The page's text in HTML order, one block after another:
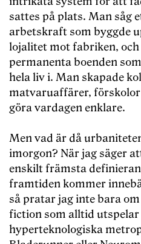
sattes på plats. Man såg
arbetskraft som byggde
lojalitet mot fabriken,
permanenta boenden
hela liv i. Man skapade
matvaruaffärer,
göra vardagen enklare.
Men vad är då
imorgon? När jag säger
enskilt främsta
framtiden kommer
så pratar jag inte bara
fiction som alltid
hyperteknologiska